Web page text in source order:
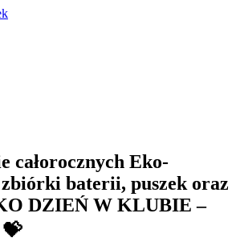
całorocznych Eko-
baterii, puszek oraz
DZIEŃ W KLUBIE –